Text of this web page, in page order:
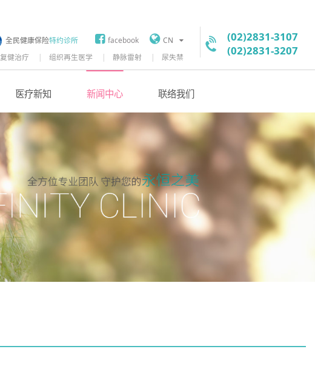
CN
facebook
全民健康保险特约诊所
复健治疗 组织再生医学 静脉雷射 尿失禁
(02)2831-3107
(02)2831-3207
医疗新知 新闻中心 联络我们